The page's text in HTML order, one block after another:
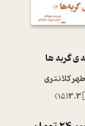
ی گربه ها
کلانتری
3.3
(
15
)